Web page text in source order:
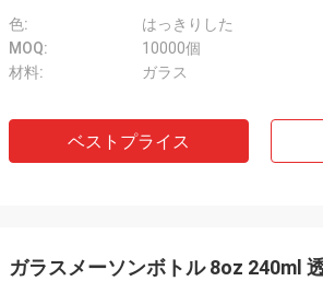
色:
はっきりした
MOQ:
10000個
材料:
ガラス
ベストプライス
ガラスメーソンボトル 8oz 240ml